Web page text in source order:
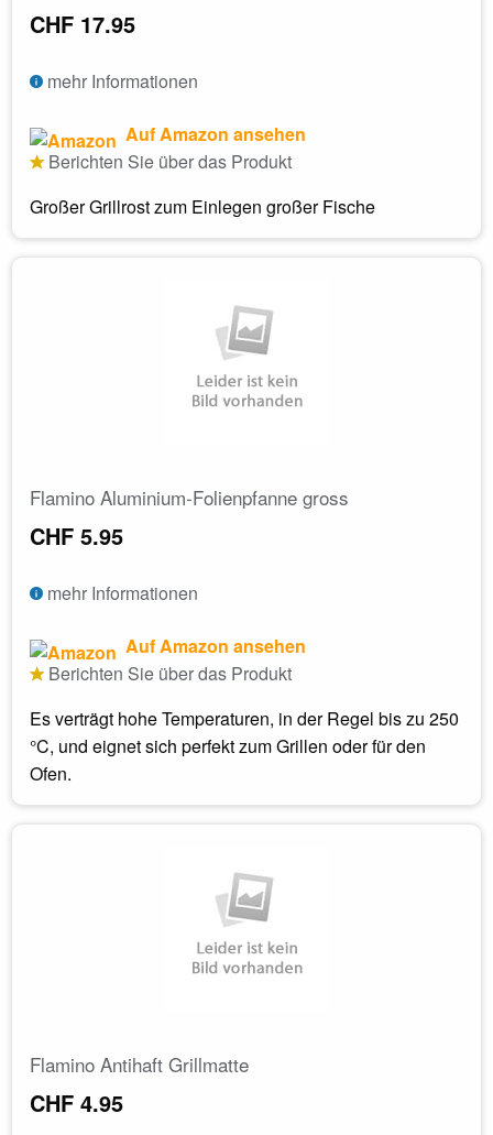
CHF 17.95
mehr Informationen
Auf Amazon ansehen
Berichten Sie über das Produkt
Großer Grillrost zum Einlegen großer Fische
Flamino Aluminium-Folienpfanne gross
CHF 5.95
mehr Informationen
Auf Amazon ansehen
Berichten Sie über das Produkt
Es verträgt hohe Temperaturen, in der Regel bis zu 250
°C, und eignet sich perfekt zum Grillen oder für den
Ofen.
Flamino Antihaft Grillmatte
CHF 4.95